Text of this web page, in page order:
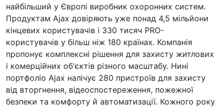
найбільший у Європі виробник охоронних систем.
Продуктам Ajax довіряють уже понад 4,5 мільйони
кінцевих користувачів і 330 тисяч PRO-
користувачів у більш ніж 180 країнах. Компанія
пропонує комплексні рішення для захисту житлових
і комерційних об'єктів різного масштабу. Нині
портфоліо Ajax налічує 280 пристроїв для захисту
від вторгнення, відеоспостереження, пожежної
безпеки та комфорту й автоматизації. Кожного року